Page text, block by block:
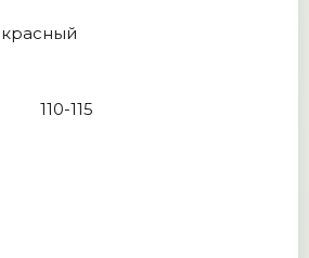
110-115